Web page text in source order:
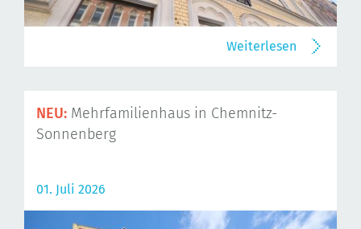
Weiterlesen
NEU: Mehrfamilienhaus in Chemnitz-
Sonnenberg
01. Juli 2026